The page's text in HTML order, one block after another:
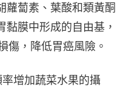
蘿蔔素、葉酸和類黃酮
膜中形成的自由基，
傷，降低胃癌風險。
增加蔬菜水果的攝